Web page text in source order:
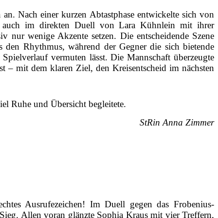
Nach einer kurzen Abtastphase entwickelte sich von
auch im direkten Duell von Lara Kühnlein mit ihrer
nur wenige Akzente setzen. Die entscheidende Szene
Rhythmus, während der Gegner die sich bietende
vermuten lässt. Die Mannschaft überzeugte
– mit dem klaren Ziel, den Kreisentscheid im nächsten
Ruhe und Übersicht begleitete.
StRin Anna Zimmer
Ausrufezeichen! Im Duell gegen das Frobenius-
Allen voran glänzte Sophia Kraus mit vier Treffern,